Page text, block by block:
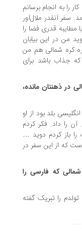
انجام برسانم
ملال‌آور
قدری فضا را
این بیابان
شمالی هم من
باشد برای
مانده،
بلد بود از او
فکر کردم
دوید …
این سفر در
فارسی را
تبریک گفته